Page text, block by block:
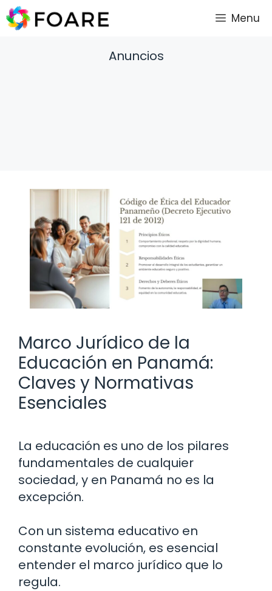
Saltar
al
Menu
Anuncios
Marco Jurídico de la
Educación en Panamá:
Claves y Normativas
Esenciales
La educación es uno de los pilares
fundamentales de cualquier
sociedad, y en Panamá no es la
excepción.
Con un sistema educativo en
constante evolución, es esencial
entender el marco jurídico que lo
regula.